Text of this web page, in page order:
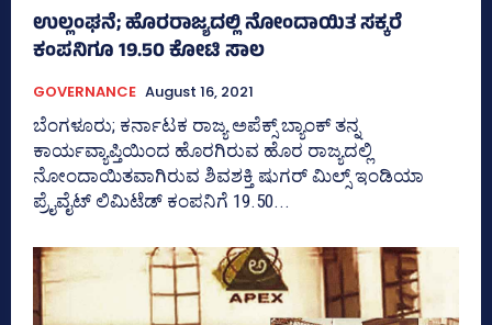
ಉಲ್ಲಂಘನೆ; ಹೊರರಾಜ್ಯದಲ್ಲಿ ನೋಂದಾಯಿತ ಸಕ್ಕರೆ
ಕಂಪನಿಗೂ 19.50 ಕೋಟಿ ಸಾಲ
GOVERNANCE August 16, 2021
ಬೆಂಗಳೂರು; ಕರ್ನಾಟಕ ರಾಜ್ಯ ಅಪೆಕ್ಸ್‌ ಬ್ಯಾಂಕ್‌ ತನ್ನ
ಕಾರ್ಯವ್ಯಾಪ್ತಿಯಿಂದ ಹೊರಗಿರುವ ಹೊರ ರಾಜ್ಯದಲ್ಲಿ
ನೋಂದಾಯಿತವಾಗಿರುವ ಶಿವಶಕ್ತಿ ಷುಗರ್‌ ಮಿಲ್ಸ್‌ ಇಂಡಿಯಾ
ಪ್ರೈವೈಟ್‌ ಲಿಮಿಟೆಡ್‌ ಕಂಪನಿಗೆ 19.50...